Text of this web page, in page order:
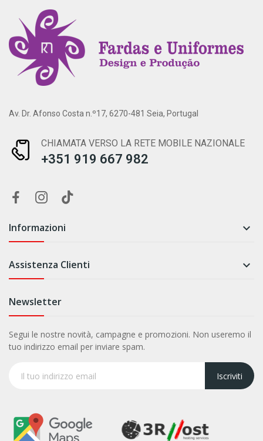
Av. Dr. Afonso Costa n.º17, 6270-481 Seia, Portugal
CHIAMATA VERSO LA RETE MOBILE NAZIONALE
+351 919 667 982
Informazioni 
Assistenza Clienti 
Newsletter
Segui le nostre novità, campagne e promozioni. Non useremo il
tuo indirizzo email per inviare spam.
Iscriviti